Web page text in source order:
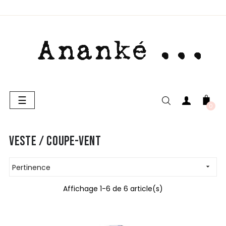
Basculer
la
☰ 0
VESTE / COUPE-VENT
Pertinence 
Affichage 1-6 de 6 article(s)